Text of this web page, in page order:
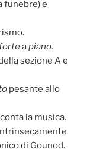
funebre) e
apiano.
sezione A e
pesante allo
la musica.
di Gounod.